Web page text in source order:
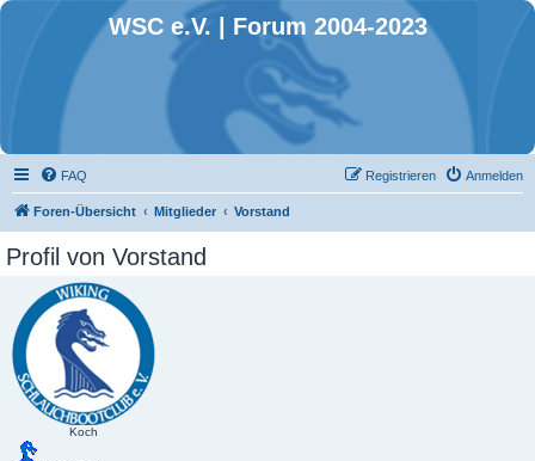
WSC e.V. | Forum 2004-2023
FAQ Anmelden
Registrieren
Foren-Übersicht Mitglieder Vorstand
Profil von Vorstand
Koch